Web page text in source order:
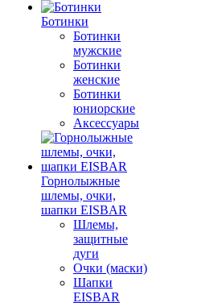
Ботинки
Ботинки
мужские
Ботинки
женские
Ботинки
юниорские
Аксессуары
Горнолыжные
шлемы, очки,
шапки EISBAR
Шлемы,
защитные
дуги
Очки (маски)
Шапки
EISBAR